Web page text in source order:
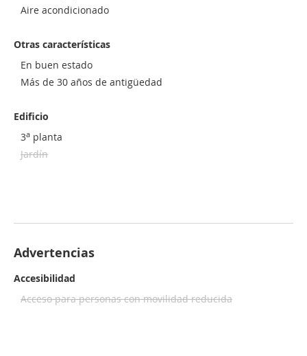
Aire acondicionado
Otras características
En buen estado
Más de 30 años de antigüedad
Edificio
3a planta
Jardín
Advertencias
Accesibilidad
Acceso para personas con movilidad reducida